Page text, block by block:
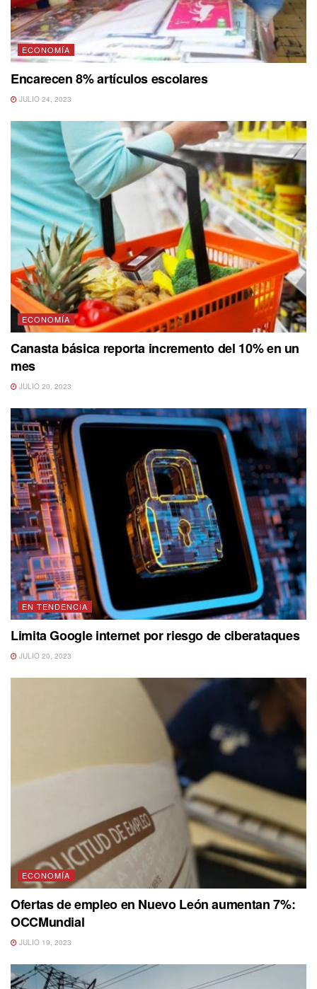
ECONOMÍA
Encarecen 8% artículos escolares
JULIO 24, 2023
ECONOMÍA
Canasta básica reporta incremento del 10% en un
mes
JULIO 20, 2023
EN TENDENCIA
Limita Google internet por riesgo de ciberataques
JULIO 20, 2023
ECONOMÍA
Ofertas de empleo en Nuevo León aumentan 7%:
OCCMundial
JULIO 19, 2023